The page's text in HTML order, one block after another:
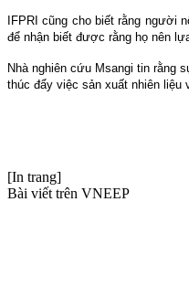
IFPRI cũng cho biết rằng người
để nhận biết được rằng họ nên
Nhà nghiên cứu Msangi tin rằng
thúc đẩy việc sản xuất nhiên liệu
[In trang]
Bài viết trên VNEEP